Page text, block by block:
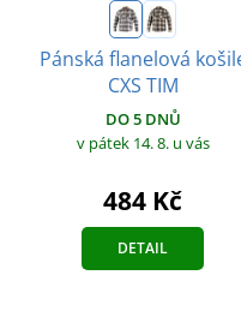
Pánská flanelová
CXS TIM
DO 5 DNŮ
v pátek 14. 8. u vás
484 Kč
DETAIL